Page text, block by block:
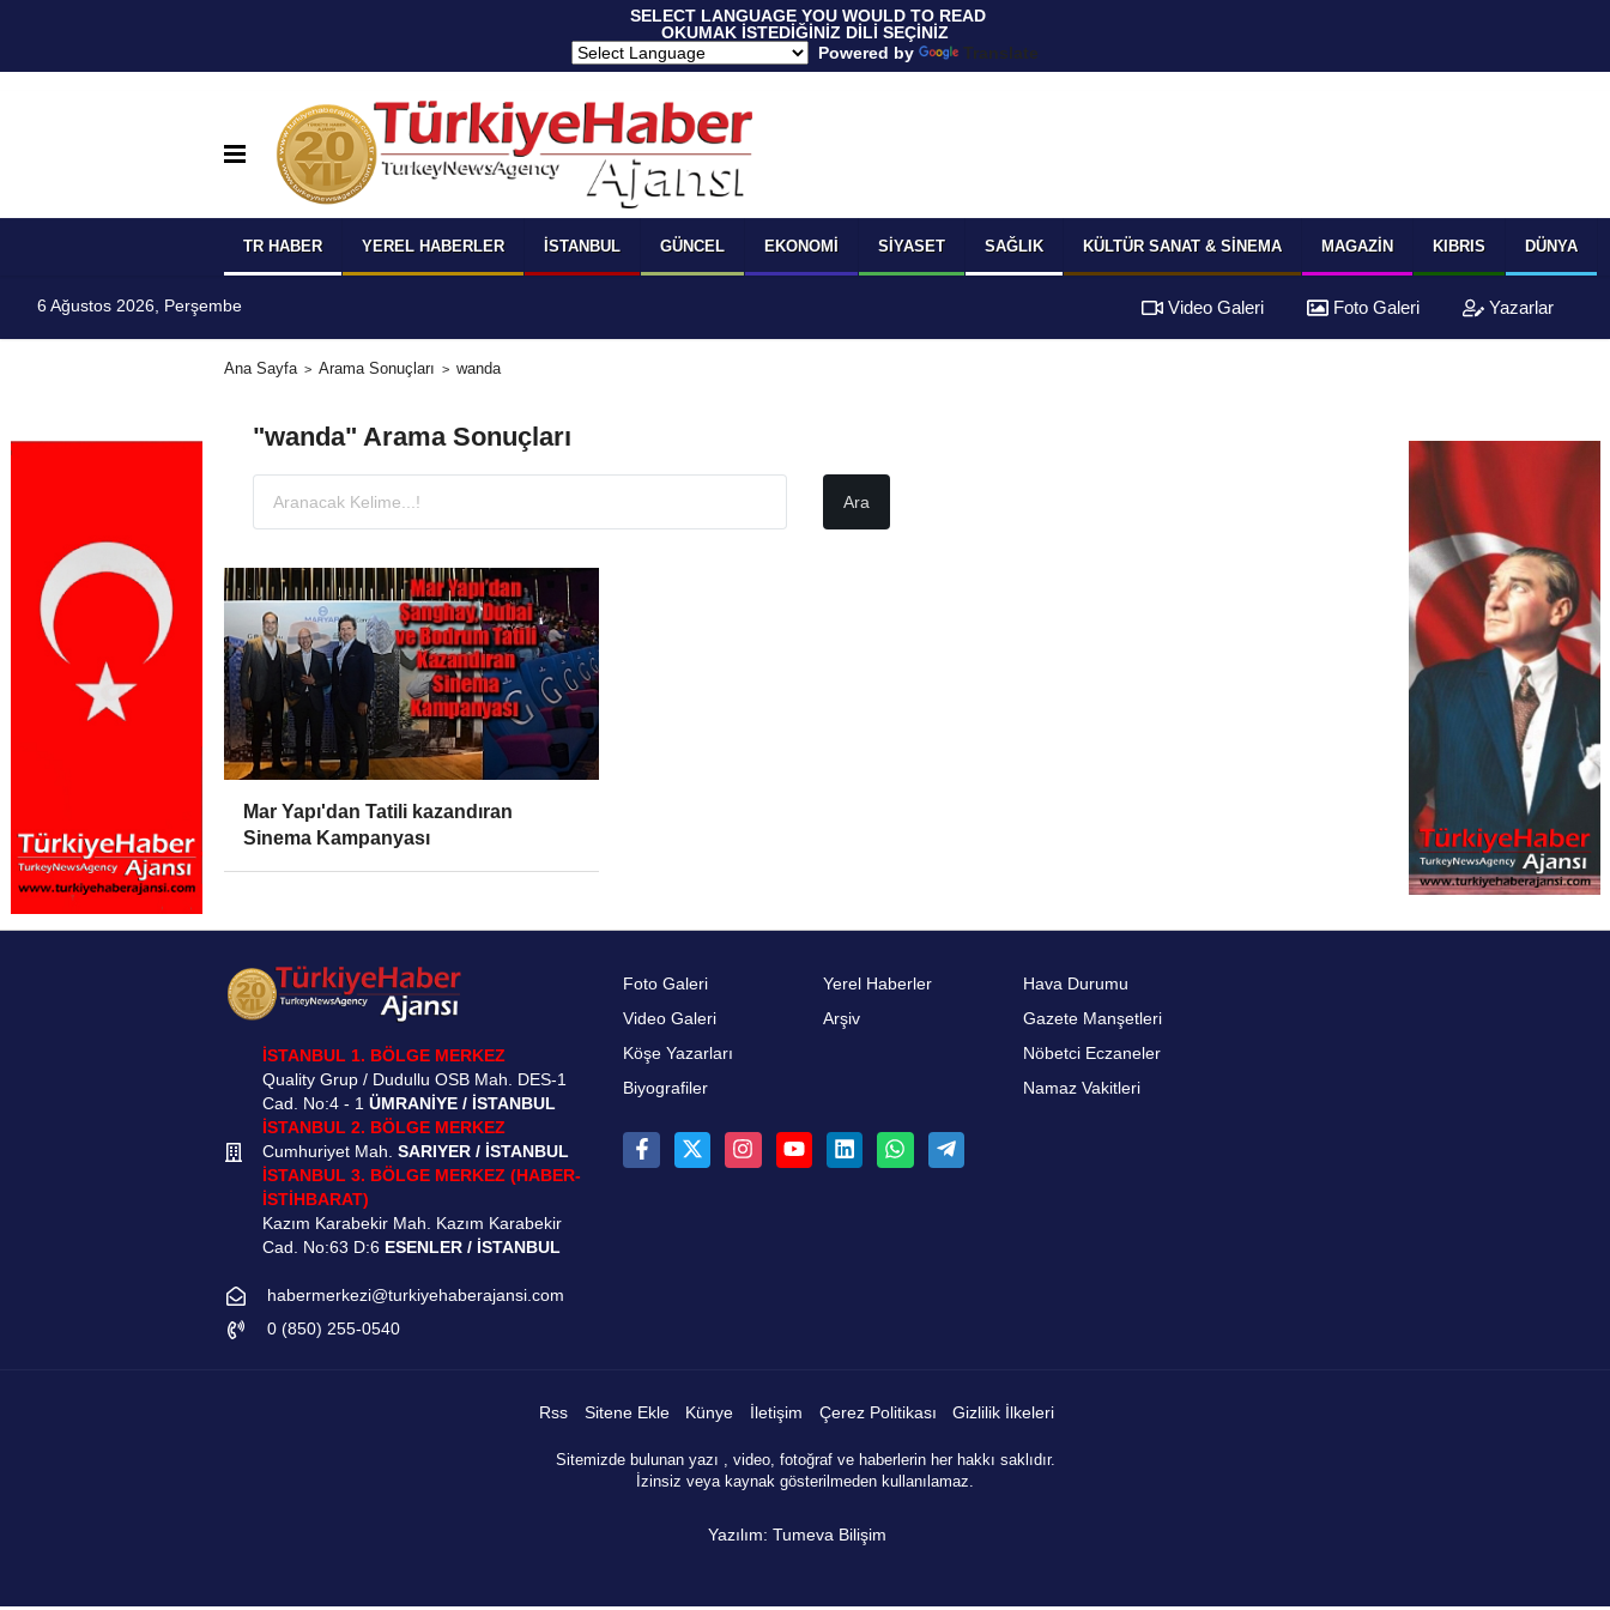
SELECT LANGUAGE YOU WOULD TO READ
OKUMAK İSTEDİĞİNİZ DİLİ SEÇİNİZ
Powered by
Translate
TR HABER YEREL HABERLER İSTANBUL GÜNCEL EKONOMI SIYASET SAĞLIK KÜLTÜR SANAT & SINEMA MAGAZIN KIBRIS DÜNYA
6 Ağustos 2026, Perşembe Video Galeri Foto Galeri Yazarlar
Ana Sayfa Arama Sonuçları wanda
"wanda" Arama Sonuçları
Mar Yapı'dan Tatili kazandıran
Sinema Kampanyası
İSTANBUL 1. BÖLGE MERKEZ
Quality Grup / Dudullu OSB Mah. DES-1
Cad. No:4 - 1 ÜMRANİYE / İSTANBUL
İSTANBUL 2. BÖLGE MERKEZ
Cumhuriyet Mah. SARIYER / İSTANBUL
İSTANBUL 3. BÖLGE MERKEZ (HABER-
İSTİHBARAT)
Kazım Karabekir Mah. Kazım Karabekir
Cad. No:63 D:6 ESENLER / İSTANBUL
habermerkezi@turkiyehaberajansi.com
0 (850) 255-0540
Foto Galeri
Video Galeri
Köşe Yazarları
Biyografiler
Yerel Haberler
Arşiv
Hava Durumu
Gazete Manşetleri
Nöbetci Eczaneler
Namaz Vakitleri
Rss Sitene Ekle Künye İletişim Çerez Politikası Gizlilik İlkeleri
Sitemizde bulunan yazı , video, fotoğraf ve haberlerin her hakkı saklıdır.
İzinsiz veya kaynak gösterilmeden kullanılamaz.
Yazılım: Tumeva Bilişim